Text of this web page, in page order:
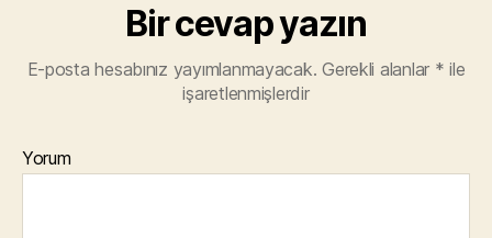
Bir cevap yazın
E-posta hesabınız yayımlanmayacak. Gerekli alanlar * ile
işaretlenmişlerdir
Yorum